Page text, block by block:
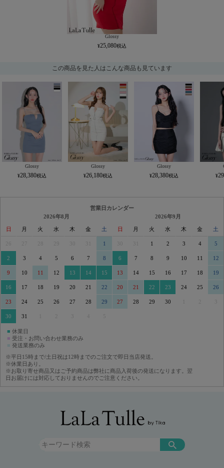
Glossy
25,080
この商品を見た人はこんな商品も見ています
Glossy
28,380
Glossy
26,180
Glossy
28,380
営業日カレンダー
2026年8月
日 月 火 水 木 金 土
29 30 31 1
2 3 4 5 6 7 8
9 10 11 12 13 14 15
16 17 18 19 20 21 22
23 24 25 26 27 28 29
30 31 3 5
2026年9月
日 月 火 水 木 金 土
30 31 1 2 3 4 5
6 7 8 9 10 11 12
13 14 15 16 17 18 19
20 21 22 23 24 25 26
27 28 29 30 3
■ 休業日
■ 受注・お問い合わせ業務のみ
■ 発送業務のみ
※平日15時まで/土日祝は12時までのご注文で即日当店発送。
※休業日あり。
※お取り寄せ商品又はご予約商品は弊社に商品入荷後の発送になります。翌
日お届けには対応しておりませんのでご注意ください。